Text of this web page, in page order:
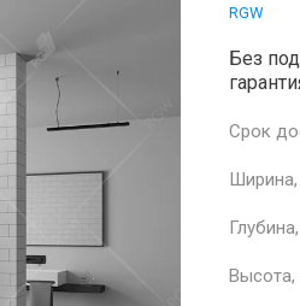
RGW
Без
Срок
Высота,